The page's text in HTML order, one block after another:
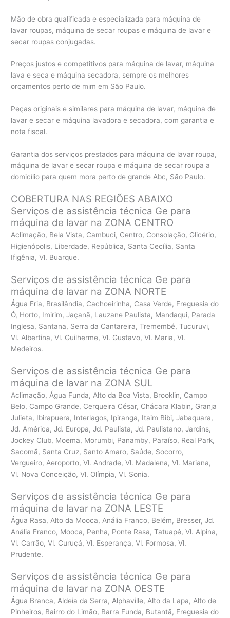
Mão de obra qualificada e especializada para máquina de
lavar roupas, máquina de secar roupas e máquina de lavar e
secar roupas conjugadas.
Preços justos e competitivos para máquina de lavar, máquina
lava e seca e máquina secadora, sempre os melhores
orçamentos perto de mim em São Paulo.
Peças originais e similares para máquina de lavar, máquina de
lavar e secar e máquina lavadora e secadora, com garantia e
nota fiscal.
Garantia dos serviços prestados para máquina de lavar roupa,
máquina de lavar e secar roupa e máquina de secar roupa a
domicílio para quem mora perto de grande Abc, São Paulo.
COBERTURA NAS REGIÕES ABAIXO
Serviços de assistência técnica Ge para
máquina de lavar na ZONA CENTRO
Aclimação, Bela Vista, Cambuci, Centro, Consolação, Glicério,
Higienópolis, Liberdade, República, Santa Cecília, Santa
Ifigênia, Vl. Buarque.
Serviços de assistência técnica Ge para
máquina de lavar na ZONA NORTE
Água Fria, Brasilândia, Cachoeirinha, Casa Verde, Freguesia do
Ó, Horto, Imirim, Jaçanã, Lauzane Paulista, Mandaqui, Parada
Inglesa, Santana, Serra da Cantareira, Tremembé, Tucuruvi,
Vl. Albertina, Vl. Guilherme, Vl. Gustavo, Vl. Maria, Vl.
Medeiros.
Serviços de assistência técnica Ge para
máquina de lavar na ZONA SUL
Aclimação, Água Funda, Alto da Boa Vista, Brooklin, Campo
Belo, Campo Grande, Cerqueira César, Chácara Klabin, Granja
Julieta, Ibirapuera, Interlagos, Ipiranga, Itaim Bibi, Jabaquara,
Jd. América, Jd. Europa, Jd. Paulista, Jd. Paulistano, Jardins,
Jockey Club, Moema, Morumbi, Panamby, Paraíso, Real Park,
Sacomã, Santa Cruz, Santo Amaro, Saúde, Socorro,
Vergueiro, Aeroporto, Vl. Andrade, Vl. Madalena, Vl. Mariana,
Vl. Nova Conceição, Vl. Olímpia, Vl. Sonia.
Serviços de assistência técnica Ge para
máquina de lavar na ZONA LESTE
Água Rasa, Alto da Mooca, Anália Franco, Belém, Bresser, Jd.
Anália Franco, Mooca, Penha, Ponte Rasa, Tatuapé, Vl. Alpina,
Vl. Carrão, Vl. Curuçá, Vl. Esperança, Vl. Formosa, Vl.
Prudente.
Serviços de assistência técnica Ge para
máquina de lavar na ZONA OESTE
Água Branca, Aldeia da Serra, Alphaville, Alto da Lapa, Alto de
Pinheiros, Bairro do Limão, Barra Funda, Butantã, Freguesia do